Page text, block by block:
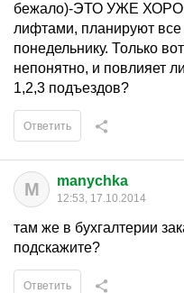
бежало)-ЭТО УЖЕ
лифтами, планируют все
понедельнику. Только
непонятно, и повлияет
1,2,3 подъездов?
Ответить
M manychka
12:53, 17.10.2014
там же в бухгалтерии
подскажите?
Ответить